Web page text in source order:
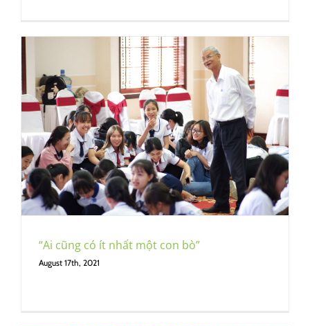
“Ai cũng có ít nhất một con bò”
August 17th, 2021